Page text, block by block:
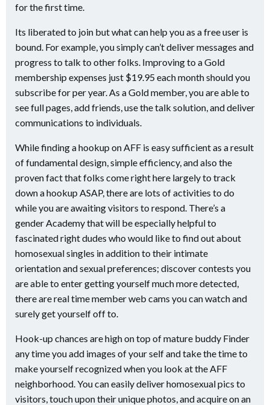
for the first time.
Its liberated to join but what can help you as a free user is
bound. For example, you simply can’t deliver messages and
progress to talk to other folks. Improving to a Gold
membership expenses just $19.95 each month should you
subscribe for per year. As a Gold member, you are able to
see full pages, add friends, use the talk solution, and deliver
communications to individuals.
While finding a hookup on AFF is easy sufficient as a result
of fundamental design, simple efficiency, and also the
proven fact that folks come right here largely to track
down a hookup ASAP, there are lots of activities to do
while you are awaiting visitors to respond. There’s a
gender Academy that will be especially helpful to
fascinated right dudes who would like to find out about
homosexual singles in addition to their intimate
orientation and sexual preferences; discover contests you
are able to enter getting yourself much more detected,
there are real time member web cams you can watch and
surely get yourself off to.
Hook-up chances are high on top of mature buddy Finder
any time you add images of your self and take the time to
make yourself recognized when you look at the AFF
neighborhood. You can easily deliver homosexual pics to
visitors, touch upon their unique photos, and acquire on an